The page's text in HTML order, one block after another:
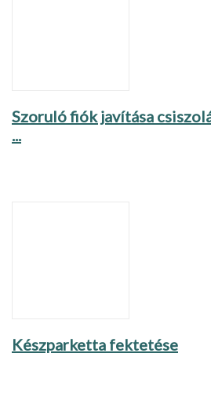
Szoruló fiók javítása
...
Készparketta fektetése